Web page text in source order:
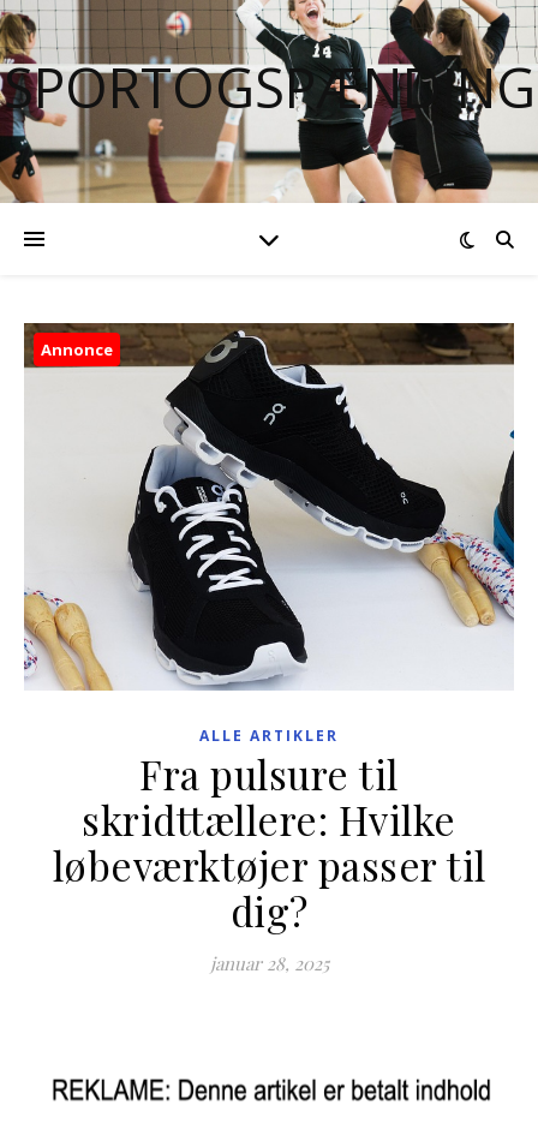
SPORTOGSPÆNDING
Annonce
ALLE ARTIKLER
Fra pulsure til
skridttællere: Hvilke
løbeværktøjer passer til
dig?
januar 28, 2025